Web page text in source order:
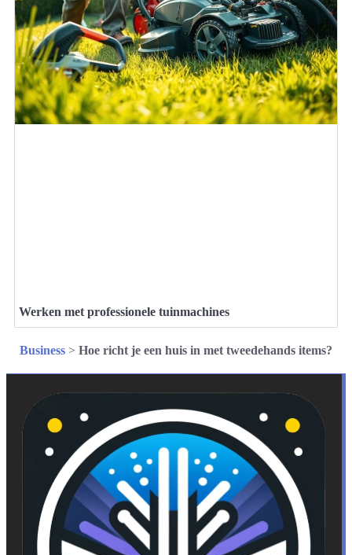
Werken met professionele tuinmachines
Business > Hoe richt je een huis in met tweedehands items?